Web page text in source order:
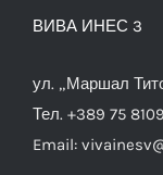
ВИВА ИНЕС 3
ул. „Маршал
Тел. +389 75
Email: